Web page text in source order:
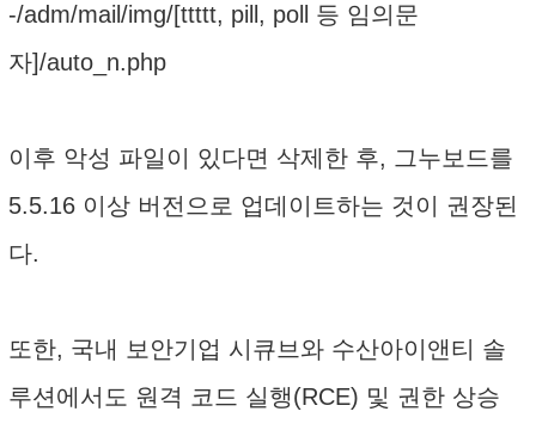
-/adm/mail/img/[ttttt, pill, poll 등 임의문
자]/auto_n.php
이후 악성 파일이 있다면 삭제한 후, 그누보드를
5.5.16 이상 버전으로 업데이트하는 것이 권장된
다.
또한, 국내 보안기업 시큐브와 수산아이앤티 솔
루션에서도 원격 코드 실행(RCE) 및 권한 상승